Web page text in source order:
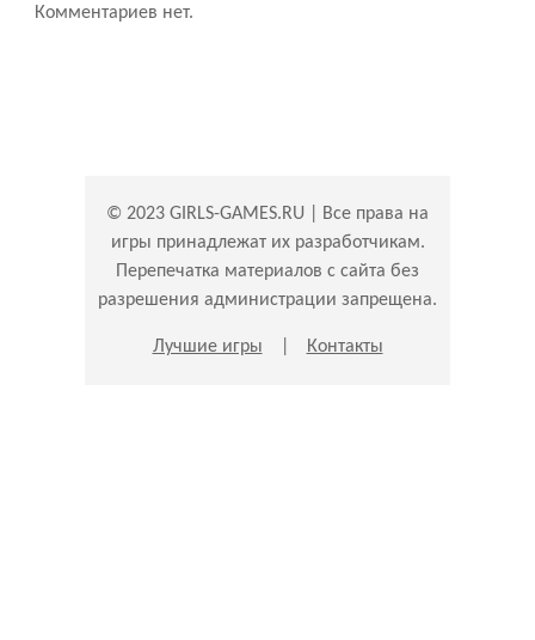
Комментариев нет.
© 2023 GIRLS-GAMES.RU | Все права на
игры принадлежат их разработчикам.
Перепечатка материалов с сайта без
разрешения администрации запрещена.
Лучшие игры Контакты